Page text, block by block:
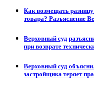
Как возмещать разницу
товара? Разъяснение
Верховный суд
при возврате
Верховный суд
застройщика теряет